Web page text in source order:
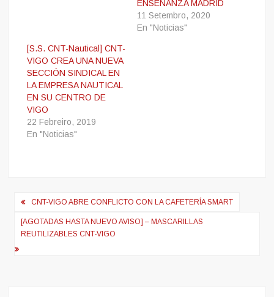
ENSEÑANZA MADRID
11 Setembro, 2020
En "Noticias"
[S.S. CNT-Nautical] CNT-
VIGO CREA UNA NUEVA
SECCIÓN SINDICAL EN
LA EMPRESA NAUTICAL
EN SU CENTRO DE
VIGO
22 Febreiro, 2019
En "Noticias"
Navegación
de
entradas
CNT-VIGO ABRE CONFLICTO CON LA CAFETERÍA SMART
[AGOTADAS HASTA NUEVO AVISO] – MASCARILLAS
REUTILIZABLES CNT-VIGO